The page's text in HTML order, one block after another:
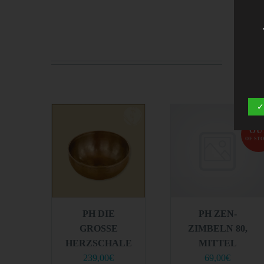
PH DIE
GROSSE H
ERZSCHALE
239,00€
OUT
OF
PH ZEN-
ZIMBELN 80,
MITTEL
69,00€